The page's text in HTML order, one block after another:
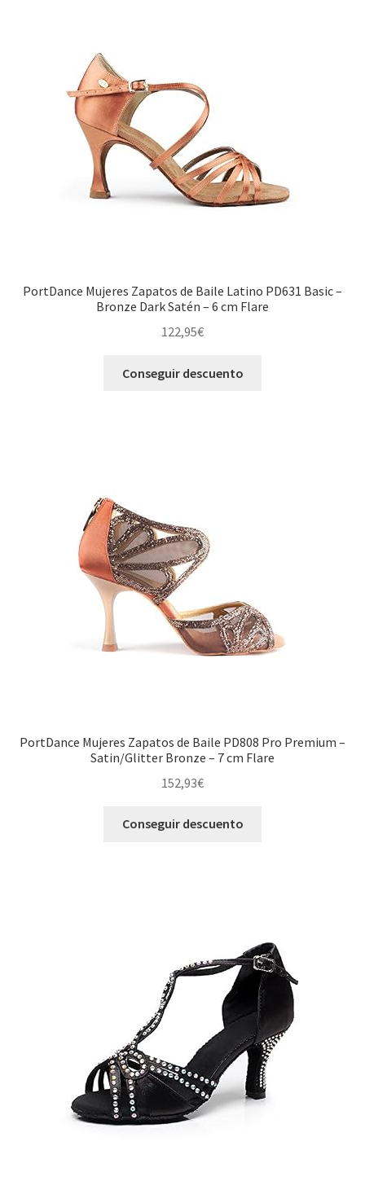
PortDance Mujeres Zapatos de Baile Latino PD631 Basic –
Bronze Dark Satén – 6 cm Flare
122,95€
Conseguir descuento
PortDance Mujeres Zapatos de Baile PD808 Pro Premium –
Satin/Glitter Bronze – 7 cm Flare
152,93€
Conseguir descuento